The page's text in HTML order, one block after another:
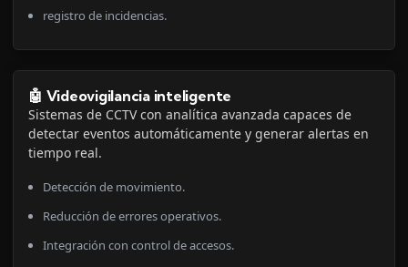
registro de incidencias.
🤖 Videovigilancia inteligente
Sistemas de CCTV con analítica avanzada capaces de
detectar eventos automáticamente y generar alertas en
tiempo real.
Detección de movimiento.
Reducción de errores operativos.
Integración con control de accesos.